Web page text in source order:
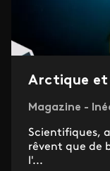
Arctique
Magazine -
Scientifiques,
rêvent que de
l'...